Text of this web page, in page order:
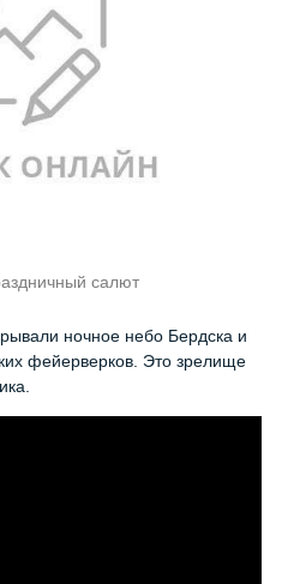
салют
ночное небо Бердска и
фейерверков. Это зрелище